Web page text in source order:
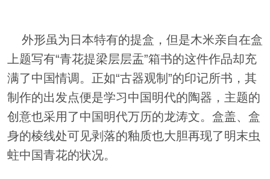
外形虽为日本特有的提盒，但是木米亲自在盒
上题写有“青花提梁层层盂”箱书的这件作品却充
满了中国情调。正如“古器观制”的印记所书，其
制作的出发点便是学习中国明代的陶器，主题的
创意也采用了中国明代万历的龙涛文。盒盖、盒
身的棱线处可见剥落的釉质也大胆再现了明末虫
蛀中国青花的状况。